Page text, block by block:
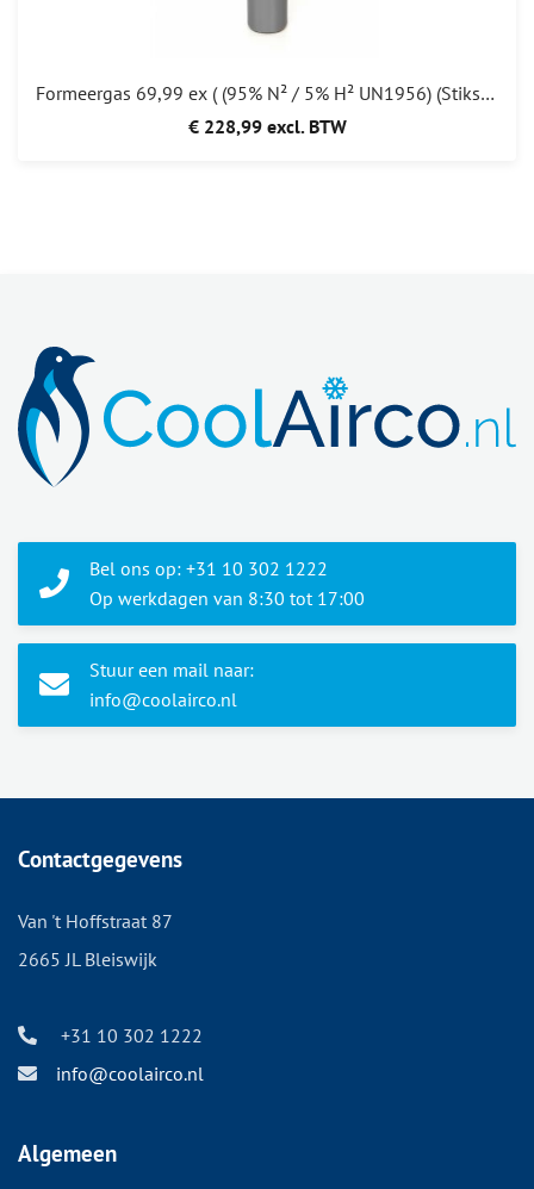
Formeergas 69,99 ex ( (95% N² / 5% H² UN1956) (Stikstof + Waterstof)
€ 228,99 excl. BTW
Bel ons op: +31 10 302 1222
Op werkdagen van 8:30 tot 17:00
Stuur een mail naar:
info@coolairco.nl
Contactgegevens
Van 't Hoffstraat 87
2665 JL Bleiswijk
+31 10 302 1222
info@coolairco.nl
Algemeen